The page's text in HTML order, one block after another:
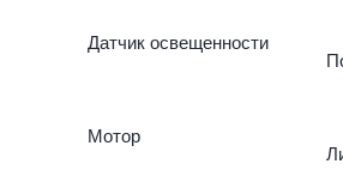
Датчик освещенности
Мотор